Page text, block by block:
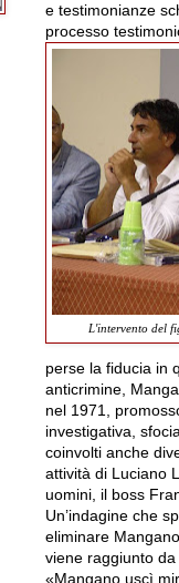
e testimonianze
processo
L'intervento del
perse la fiducia in
anticrimine,
nel 1971,
investigativa,
coinvolti anche
attività di Luciano
uomini, il boss
Un’indagine che
eliminare
viene raggiunto da
«Mangano uscì